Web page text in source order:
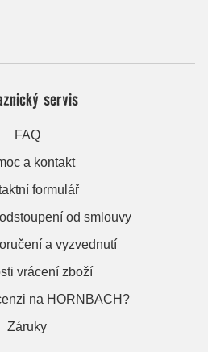
servis
FAQ
a kontakt
formulář
od smlouvy
a vyzvednutí
vrácení zboží
na HORNBACH?
Záruky